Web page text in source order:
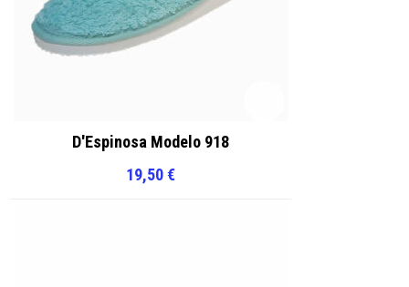
D'Espinosa Modelo 918
19,50€